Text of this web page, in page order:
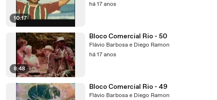
10:17
há 17 anos
8:48
Bloco Comercial Rio - 50
Flávio Barbosa e Diego Ramon
há 17 anos
Bloco Comercial Rio - 49
Flávio Barbosa e Diego Ramon